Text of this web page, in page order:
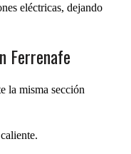
eléctricas, dejando
Ferrenafe
la misma sección